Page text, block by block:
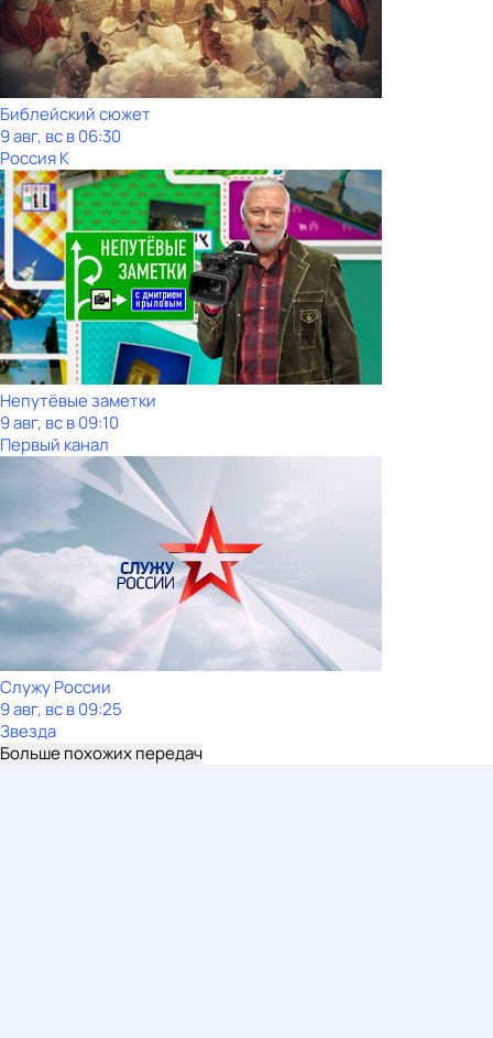
Библейский сюжет
9 авг, вс в 06:30
Россия К
Непутёвые заметки
9 авг, вс в 09:10
Первый канал
Служу Рoсcии
9 авг, вс в 09:25
Звезда
Больше похожих передач